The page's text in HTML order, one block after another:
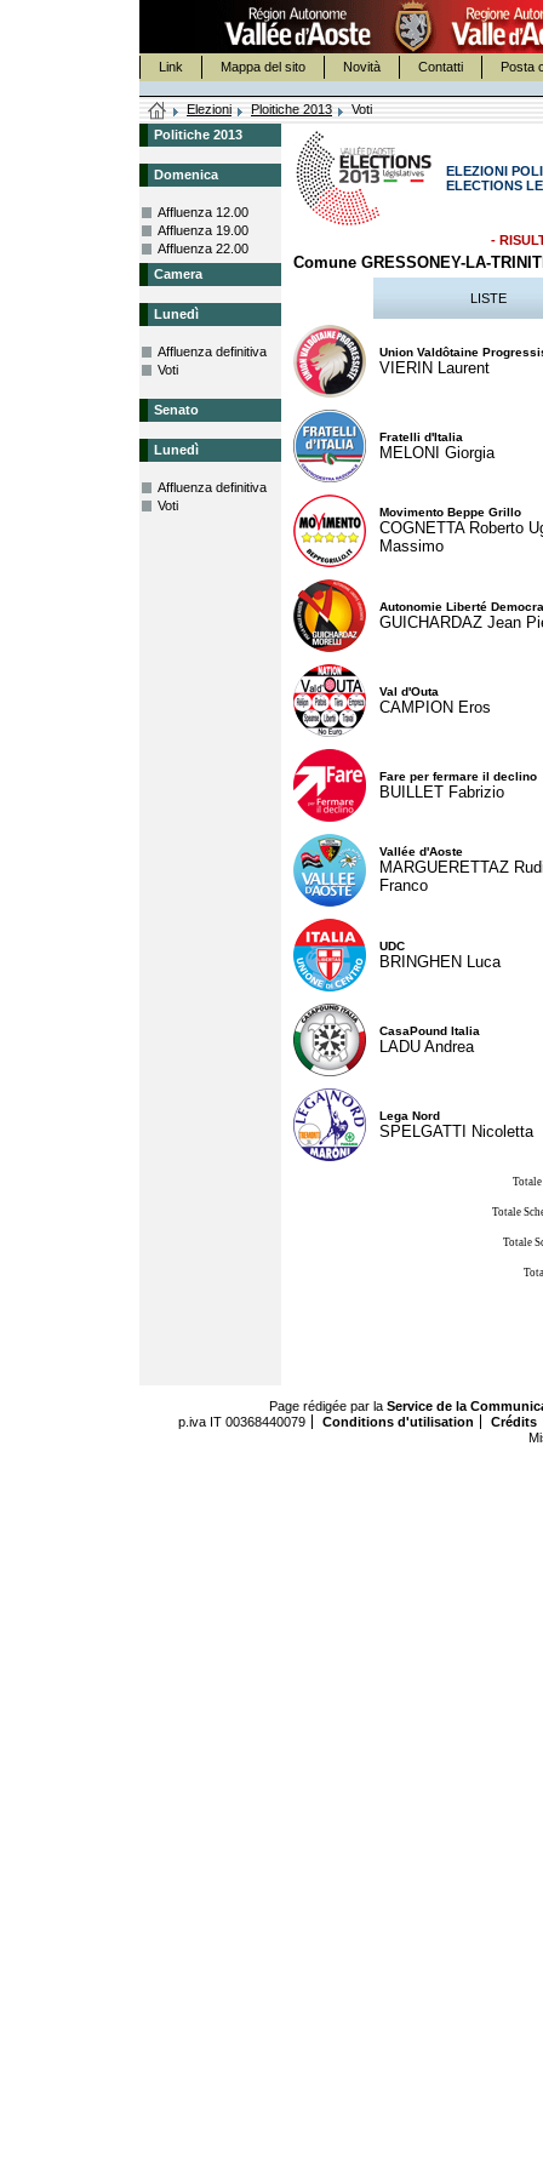
Link Mappa del sito Novità Contatti Posta
Elezioni Ploitiche 2013
Voti
Politiche 2013
Domenica
Affluenza 12.00
Affluenza 19.00
Affluenza 22.00
Camera
Lunedì
Affluenza definitiva
Voti
Senato
Lunedì
Affluenza definitiva
Voti
ELEZIONI
ELECTIONS
-
Comune GRESSONEY-LA-
LISTE
Union Valdôtaine
VIERIN Laurent
Fratelli d'Italia
MELONI Giorgia
Movimento Beppe Grillo
COGNETTA Roberto
Massimo
Autonomie Liberté
GUICHARDAZ Jean
Val d'Outa
CAMPION Eros
Fare per fermare il declino
BUILLET Fabrizio
Vallée d'Aoste
MARGUERETTAZ
Franco
UDC
BRINGHEN Luca
CasaPound Italia
LADU Andrea
Lega Nord
SPELGATTI Nicoletta
Totale
Totale
Page rédigée par la Service de la
p.iva IT 00368440079
Conditions d'utilisation
Crédits